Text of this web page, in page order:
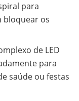
para
bloquear os
de LED
para
saúde ou festas